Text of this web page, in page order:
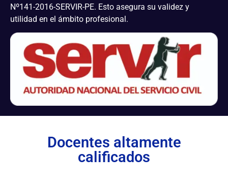
Nº141-2016-SERVIR-PE. Esto asegura su validez y
utilidad en el ámbito profesional.
Docentes altamente
calificados